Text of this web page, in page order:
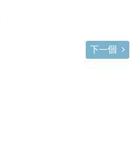
下一個